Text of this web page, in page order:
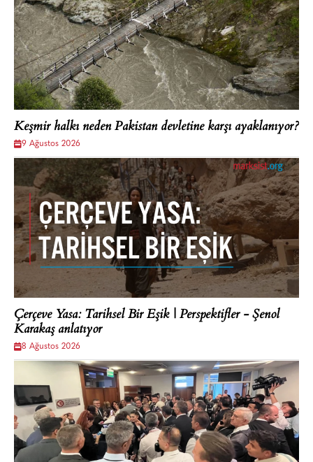
Keşmir halkı neden Pakistan devletine karşı ayaklanıyor?
9 Ağustos 2026
Çerçeve Yasa: Tarihsel Bir Eşik | Perspektifler - Şenol
Karakaş anlatıyor
8 Ağustos 2026